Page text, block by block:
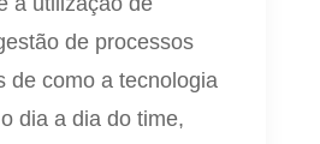
de processos
de como a tecnologia
dia a dia do time,